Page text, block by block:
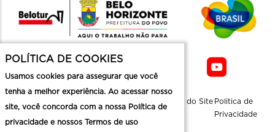
Mapa do Site Politica de
Privacidade
POLÍTICA DE COOKIES
Usamos cookies para assegurar que você
tenha a melhor experiência. Ao acessar nosso
site, você concorda com a nossa Política de
privacidade e nossos Termos de uso